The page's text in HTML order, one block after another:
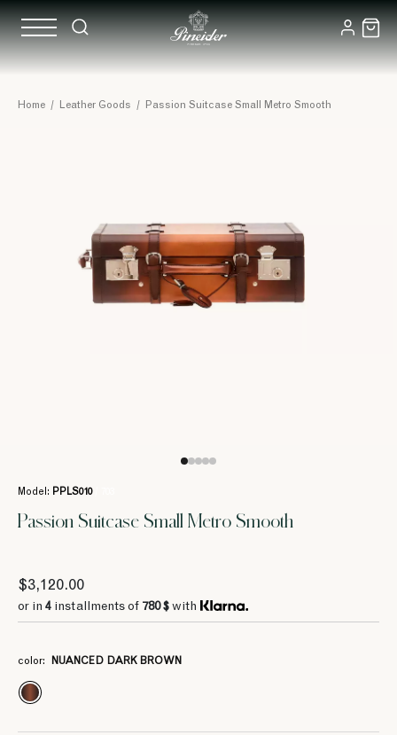
Home / Leather Goods / Passion Suitcase Small Metro Smooth
Model: PPLS010
Passion Suitcase Small Metro Smooth
$3,120.00
or in 4 installments of 780 $ with
color: NUANCED DARK BROWN